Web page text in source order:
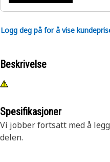
Logg deg på for å vise
Beskrivelse
Spesifikasjoner
Vi jobber fortsatt med å
delen.